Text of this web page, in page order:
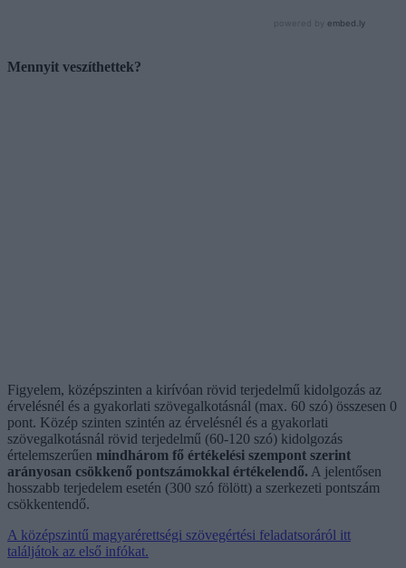
Mennyit veszíthettek?
Figyelem, középszinten a kirívóan rövid terjedelmű kidolgozás az
érvelésnél és a gyakorlati szövegalkotásnál (max. 60 szó) összesen 0
pont. Közép szinten szintén az érvelésnél és a gyakorlati
szövegalkotásnál rövid terjedelmű (60-120 szó) kidolgozás
értelemszerűen mindhárom fő értékelési szempont szerint
arányosan csökkenő pontszámokkal értékelendő. A jelentősen
hosszabb terjedelem esetén (300 szó fölött) a szerkezeti pontszám
csökkentendő.
A középszintű magyarérettségi szövegértési feladatsoráról itt
találjátok az első infókat.